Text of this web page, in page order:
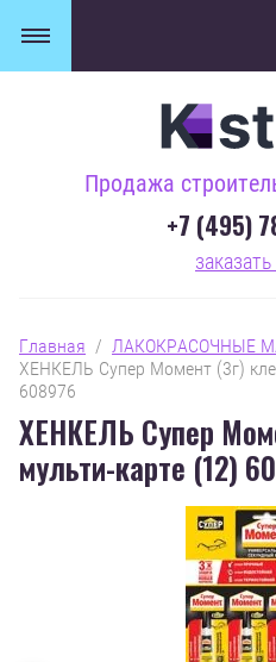
Продажа
+7 (495)
Главная
  /
ЛАКОКРАСОЧНЫЕ
ХЕНКЕЛЬ Супер Момент (3г)
608976
ХЕНКЕЛЬ Супер
мульти-карте (12)